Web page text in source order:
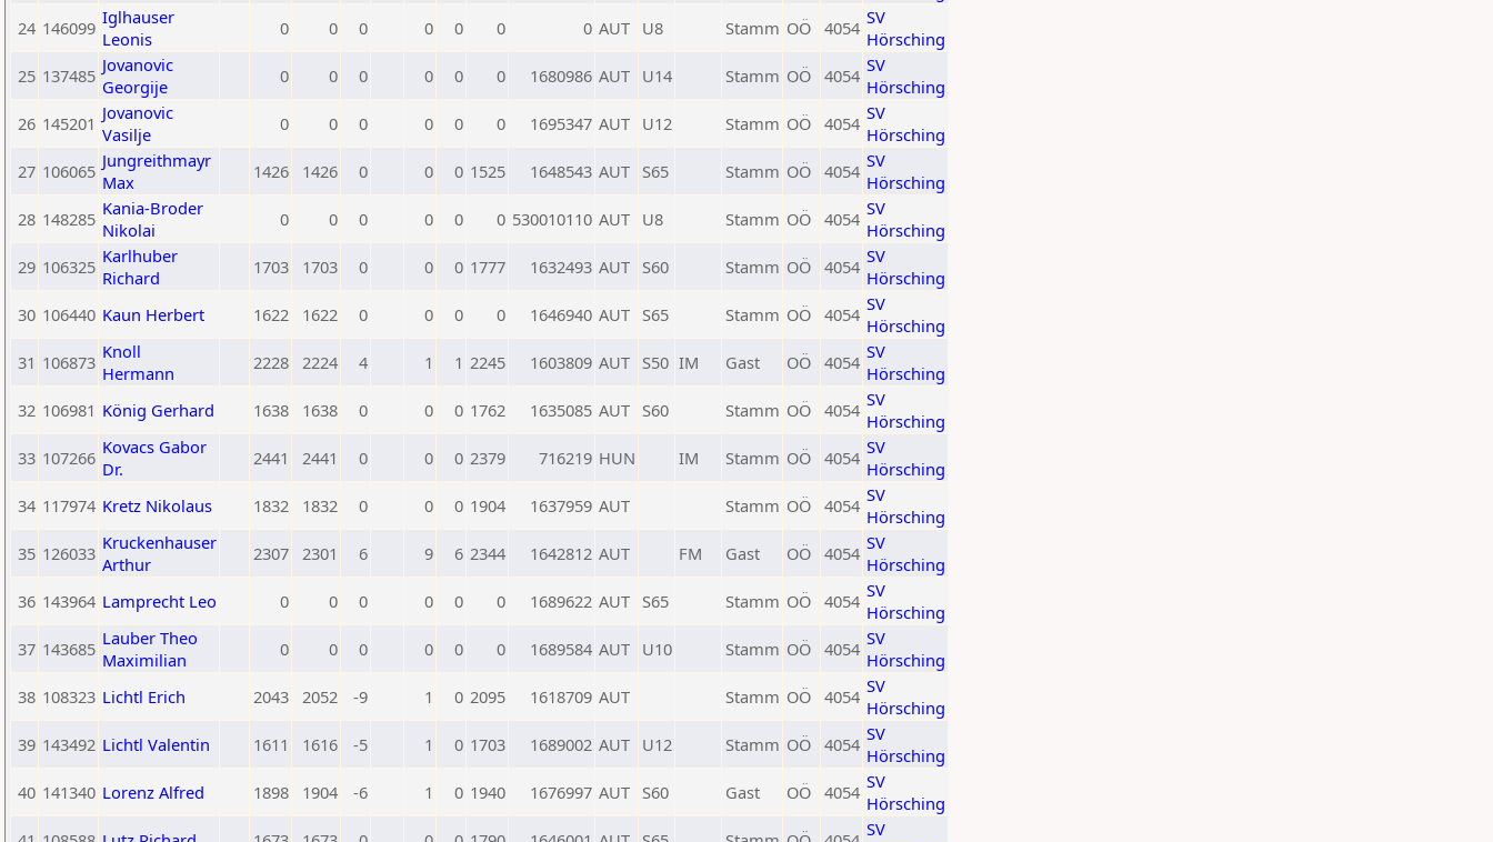
24 146099 Iglhauser
Leonis
0 0 0 0 0 0 0 AUT U8 Stamm OÖ 4054 SV
Hörsching
25 137485 Jovanovic
Georgije
0 0 0 0 0 0 1680986 AUT U14 Stamm OÖ 4054 SV
Hörsching
26 145201 Jovanovic
Vasilje
0 0 0 0 0 0 1695347 AUT U12 Stamm OÖ 4054 SV
Hörsching
27 106065 Jungreithmayr
Max
1426 1426 0 0 0 1525 1648543 AUT S65 Stamm OÖ 4054 SV
Hörsching
28 148285 Kania-Broder
Nikolai
0 0 0 0 0 0 530010110 AUT U8 Stamm OÖ 4054 SV
Hörsching
29 106325 Karlhuber
Richard
1703 1703 0 0 0 1777 1632493 AUT S60 Stamm OÖ 4054 SV
Hörsching
30 106440 Kaun Herbert 1622 1622 0 0 0 0 1646940 AUT S65 Stamm OÖ 4054 SV
Hörsching
31 106873 Knoll
Hermann
2228 2224 4 1 1 2245 1603809 AUT S50 IM Gast OÖ 4054 SV
Hörsching
32 106981 König Gerhard 1638 1638 0 0 0 1762 1635085 AUT S60 Stamm OÖ 4054 SV
Hörsching
33 107266 Kovacs Gabor
Dr.
2441 2441 0 0 0 2379 716219 HUN IM Stamm OÖ 4054 SV
Hörsching
34 117974 Kretz Nikolaus 1832 1832 0 0 0 1904 1637959 AUT Stamm OÖ 4054 SV
Hörsching
35 126033 Kruckenhauser
Arthur
2307 2301 6 9 6 2344 1642812 AUT FM Gast OÖ 4054 SV
Hörsching
36 143964 Lamprecht Leo 0 0 0 0 0 0 1689622 AUT S65 Stamm OÖ 4054 SV
Hörsching
37 143685 Lauber Theo
Maximilian
0 0 0 0 0 0 1689584 AUT U10 Stamm OÖ 4054 SV
Hörsching
38 108323 Lichtl Erich 2043 2052 -9 1 0 2095 1618709 AUT Stamm OÖ 4054 SV
Hörsching
39 143492 Lichtl Valentin 1611 1616 -5 1 0 1703 1689002 AUT U12 Stamm OÖ 4054 SV
Hörsching
40 141340 Lorenz Alfred 1898 1904 -6 1 0 1940 1676997 AUT S60 Gast OÖ 4054 SV
Hörsching
SV